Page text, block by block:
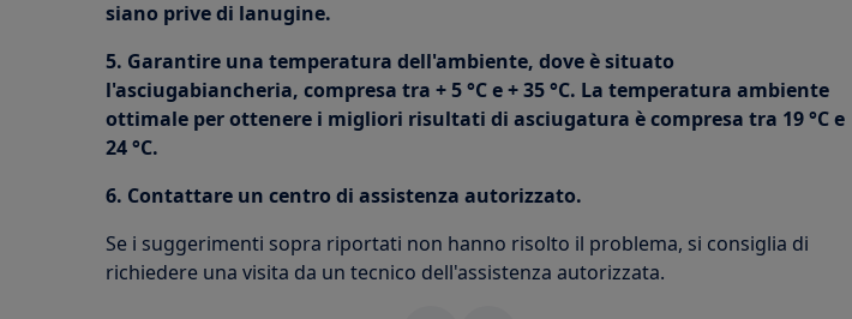
siano prive di lanugine.
5. Garantire una temperatura dell'ambiente, dove è situato
l'asciugabiancheria, compresa tra + 5 °C e + 35 °C. La temperatura ambiente
ottimale per ottenere i migliori risultati di asciugatura è compresa tra 19 °C e
24 °C.
6. Contattare un centro di assistenza autorizzato.
Se i suggerimenti sopra riportati non hanno risolto il problema, si consiglia di
richiedere una visita da un tecnico dell'assistenza autorizzata.